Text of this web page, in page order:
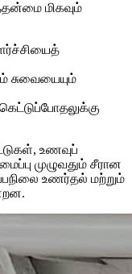
மிகவும்
சுவையையும்
கெட்டுப்போதலுக்கு
உணவுப்
முழுவதும் சீரான
உணர்தல் மற்றும்